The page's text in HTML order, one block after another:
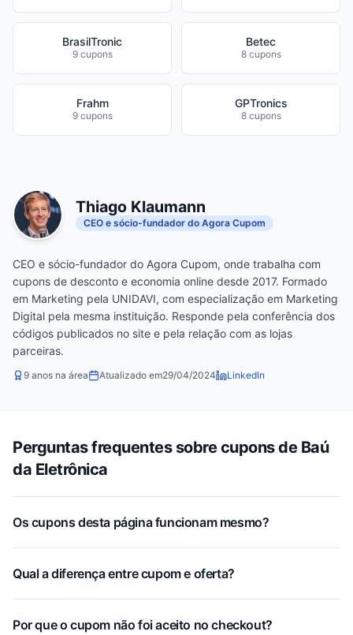
BrasilTronic
9 cupons
Betec
8 cupons
Frahm
9 cupons
GPTronics
8 cupons
Thiago Klaumann
CEO e sócio-fundador do Agora Cupom
CEO e sócio-fundador do Agora Cupom, onde trabalha com
cupons de desconto e economia online desde 2017. Formado
em Marketing pela UNIDAVI, com especialização em Marketing
Digital pela mesma instituição. Responde pela conferência dos
códigos publicados no site e pela relação com as lojas
parceiras.
9 anos na área Atualizado em29/04/2024 LinkedIn
Perguntas frequentes sobre cupons de Baú
da Eletrônica
Os cupons desta página funcionam mesmo?
Qual a diferença entre cupom e oferta?
Por que o cupom não foi aceito no checkout?